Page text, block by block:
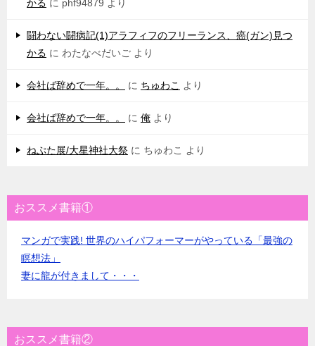
かる に phf94879 より
闘わない闘病記(1)アラフィフのフリーランス、癌(ガン)見つ
かる に わたなべだいご より
会社ば辞めで一年。。 に ちゅわこ より
会社ば辞めで一年。。 に 俺 より
ねぷた展/大星神社大祭 に ちゅわこ より
おススメ書籍①
マンガで実践! 世界のハイパフォーマーがやっている「最強の
瞑想法」
妻に龍が付きまして・・・
おススメ書籍②